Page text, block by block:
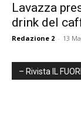
Lavazza
drink del
Redazione 2 - 13
– Rivista IL